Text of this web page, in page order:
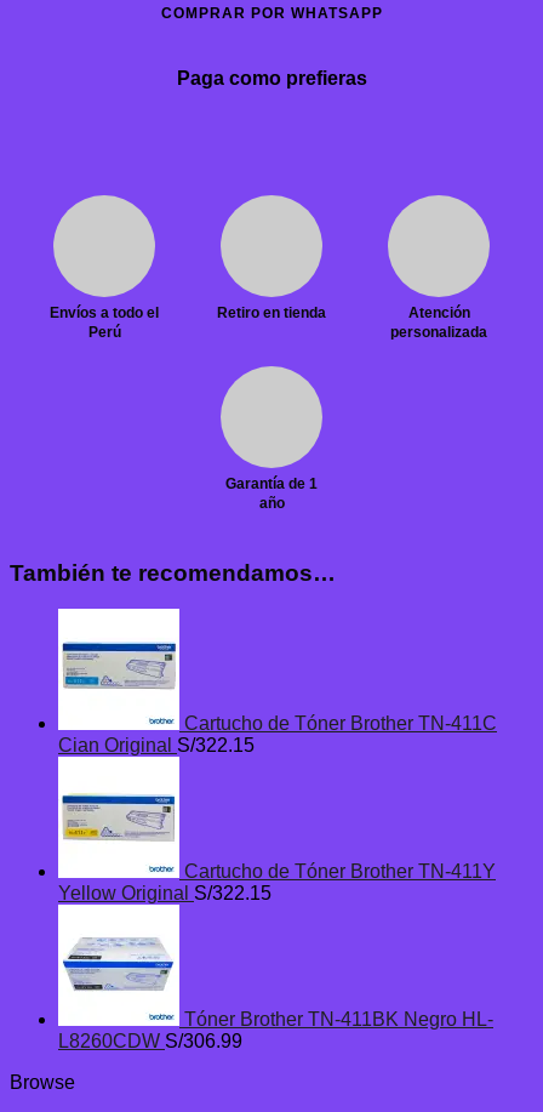
COMPRAR POR WHATSAPP
Paga como prefieras
Envíos a todo el
Perú
Retiro en tienda
Atención
personalizada
Garantía de 1
año
También te recomendamos…
Cartucho de Tóner Brother TN-411C
Cian Original S/322.15
Cartucho de Tóner Brother TN-411Y
Yellow Original S/322.15
Tóner Brother TN-411BK Negro HL-
L8260CDW S/306.99
Browse